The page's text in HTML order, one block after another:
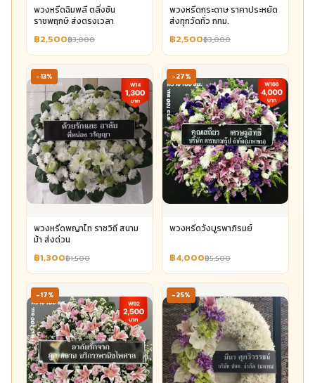
พวงหรีดฉิมพลี ตลิ่งชัน
ราชพฤกษ์ ส่งตรงเวลา
฿2,500฿3,000
พวงหรีดกระดาษ ราคาประหยัด
ส่งทุกวัดทั่ว กทม.
฿2,500฿3,000
-13%
พวงหรีดพญาไท ราชวิถี สนาม
ม้า ส่งด่วน
฿1,300฿1,500
-27%
พวงหรีดวังบูรพาภิรมย์
฿4,000฿5,500
-17% -25%